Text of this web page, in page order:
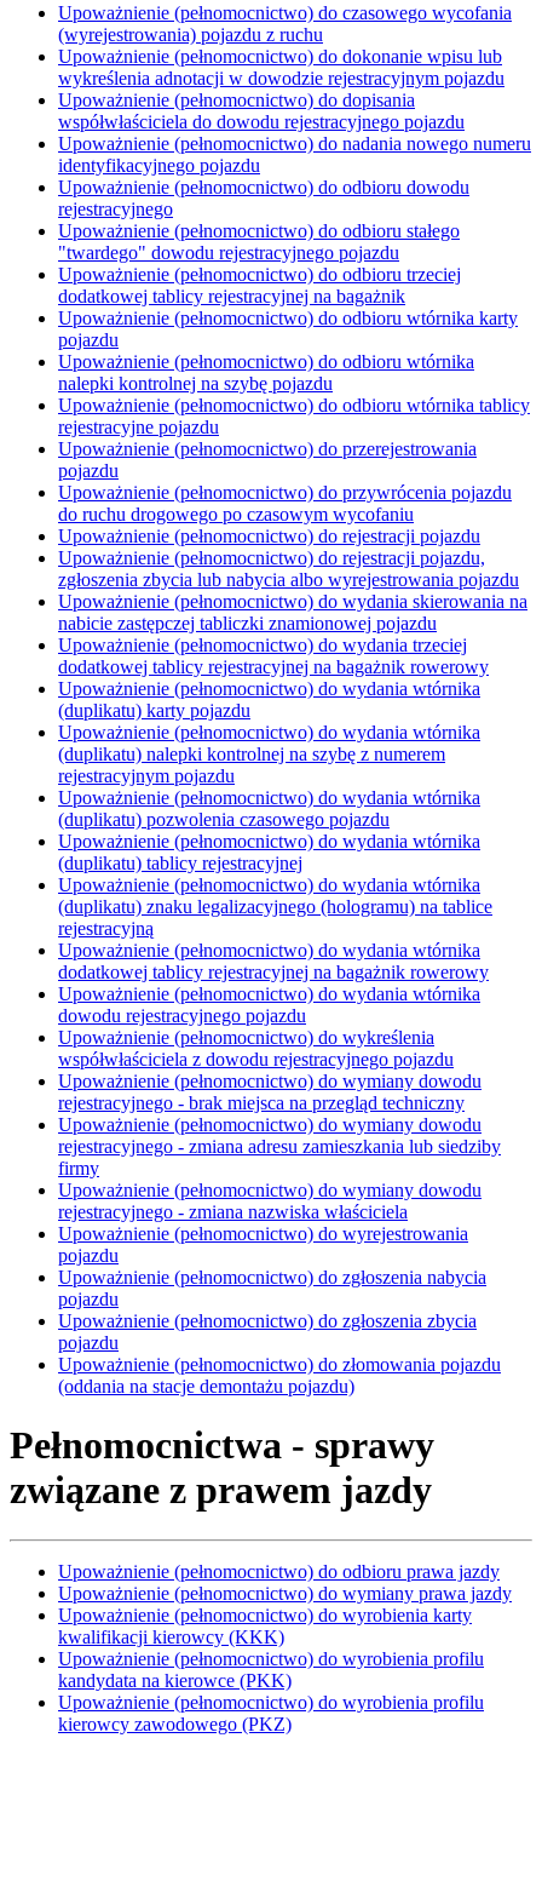
Upoważnienie (pełnomocnictwo) do czasowego wycofania
(wyrejestrowania) pojazdu z ruchu
Upoważnienie (pełnomocnictwo) do dokonanie wpisu lub
wykreślenia adnotacji w dowodzie rejestracyjnym pojazdu
Upoważnienie (pełnomocnictwo) do dopisania
współwłaściciela do dowodu rejestracyjnego pojazdu
Upoważnienie (pełnomocnictwo) do nadania nowego numeru
identyfikacyjnego pojazdu
Upoważnienie (pełnomocnictwo) do odbioru dowodu
rejestracyjnego
Upoważnienie (pełnomocnictwo) do odbioru stałego
"twardego" dowodu rejestracyjnego pojazdu
Upoważnienie (pełnomocnictwo) do odbioru trzeciej
dodatkowej tablicy rejestracyjnej na bagażnik
Upoważnienie (pełnomocnictwo) do odbioru wtórnika karty
pojazdu
Upoważnienie (pełnomocnictwo) do odbioru wtórnika
nalepki kontrolnej na szybę pojazdu
Upoważnienie (pełnomocnictwo) do odbioru wtórnika tablicy
rejestracyjne pojazdu
Upoważnienie (pełnomocnictwo) do przerejestrowania
pojazdu
Upoważnienie (pełnomocnictwo) do przywrócenia pojazdu
do ruchu drogowego po czasowym wycofaniu
Upoważnienie (pełnomocnictwo) do rejestracji pojazdu
Upoważnienie (pełnomocnictwo) do rejestracji pojazdu,
zgłoszenia zbycia lub nabycia albo wyrejestrowania pojazdu
Upoważnienie (pełnomocnictwo) do wydania skierowania na
nabicie zastępczej tabliczki znamionowej pojazdu
Upoważnienie (pełnomocnictwo) do wydania trzeciej
dodatkowej tablicy rejestracyjnej na bagażnik rowerowy
Upoważnienie (pełnomocnictwo) do wydania wtórnika
(duplikatu) karty pojazdu
Upoważnienie (pełnomocnictwo) do wydania wtórnika
(duplikatu) nalepki kontrolnej na szybę z numerem
rejestracyjnym pojazdu
Upoważnienie (pełnomocnictwo) do wydania wtórnika
(duplikatu) pozwolenia czasowego pojazdu
Upoważnienie (pełnomocnictwo) do wydania wtórnika
(duplikatu) tablicy rejestracyjnej
Upoważnienie (pełnomocnictwo) do wydania wtórnika
(duplikatu) znaku legalizacyjnego (hologramu) na tablice
rejestracyjną
Upoważnienie (pełnomocnictwo) do wydania wtórnika
dodatkowej tablicy rejestracyjnej na bagażnik rowerowy
Upoważnienie (pełnomocnictwo) do wydania wtórnika
dowodu rejestracyjnego pojazdu
Upoważnienie (pełnomocnictwo) do wykreślenia
współwłaściciela z dowodu rejestracyjnego pojazdu
Upoważnienie (pełnomocnictwo) do wymiany dowodu
rejestracyjnego - brak miejsca na przegląd techniczny
Upoważnienie (pełnomocnictwo) do wymiany dowodu
rejestracyjnego - zmiana adresu zamieszkania lub siedziby
firmy
Upoważnienie (pełnomocnictwo) do wymiany dowodu
rejestracyjnego - zmiana nazwiska właściciela
Upoważnienie (pełnomocnictwo) do wyrejestrowania
pojazdu
Upoważnienie (pełnomocnictwo) do zgłoszenia nabycia
pojazdu
Upoważnienie (pełnomocnictwo) do zgłoszenia zbycia
pojazdu
Upoważnienie (pełnomocnictwo) do złomowania pojazdu
(oddania na stacje demontażu pojazdu)
Pełnomocnictwa - sprawy
związane z prawem jazdy
Upoważnienie (pełnomocnictwo) do odbioru prawa jazdy
Upoważnienie (pełnomocnictwo) do wymiany prawa jazdy
Upoważnienie (pełnomocnictwo) do wyrobienia karty
kwalifikacji kierowcy (KKK)
Upoważnienie (pełnomocnictwo) do wyrobienia profilu
kandydata na kierowce (PKK)
Upoważnienie (pełnomocnictwo) do wyrobienia profilu
kierowcy zawodowego (PKZ)